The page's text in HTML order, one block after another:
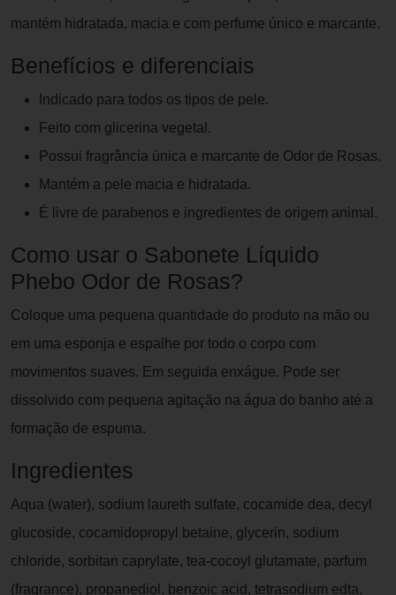
mantém hidratada, macia e com perfume único e marcante.
Benefícios e diferenciais
Indicado para todos os tipos de pele.
Feito com glicerina vegetal.
Possui fragrância única e marcante de Odor de Rosas.
Mantém a pele macia e hidratada.
É livre de parabenos e ingredientes de origem animal.
Como usar o Sabonete Líquido
Phebo Odor de Rosas?
Coloque uma pequena quantidade do produto na mão ou
em uma esponja e espalhe por todo o corpo com
movimentos suaves. Em seguida enxágue. Pode ser
dissolvido com pequena agitação na água do banho até a
formação de espuma.
Ingredientes
Aqua (water), sodium laureth sulfate, cocamide dea, decyl
glucoside, cocamidopropyl betaine, glycerin, sodium
chloride, sorbitan caprylate, tea-cocoyl glutamate, parfum
(fragrance), propanediol, benzoic acid, tetrasodium edta,